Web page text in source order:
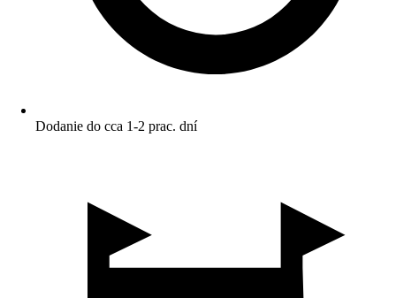
Dodanie do cca 1-2 prac. dní